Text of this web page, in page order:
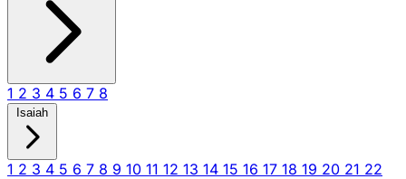
1 2 3 4 5 6 7 8
Isaiah
1 2 3 4 5 6 7 8 9 10 11 12 13 14 15 16 17 18 19 20 21 22